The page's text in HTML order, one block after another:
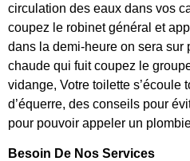
circulation des eaux dans vos
coupez le robinet général et
dans la demi-heure on sera sur
chaude qui fuit coupez le
vidange, Votre toilette s’écoule
d’équerre, des conseils pour
pour pouvoir appeler un
Besoin De Nos Services